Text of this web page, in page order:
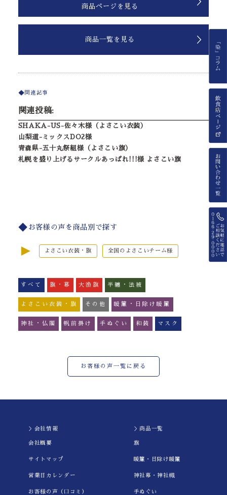
商品一覧を見る
商品ページを見る
関連記事
関連投稿:
SHAKA-US-佐々木様（よさこい衣装）
山梨道-ミックスDO2様
青森県-五十丸祭組様（よさこい旗）
札幌を盛り上げるサークルあっぱれ!!!様 よさこい旗
お客様の声を商品別で探す
► よさこい衣装・旗 全国のよさこいチーム様
すべて 旗・幕 大漁旗 半纏・法被
よさこい衣装・旗 その他 暖簾・日除け暖簾
神社・仏閣 帆前掛け 手ぬぐい 和装 マスク
お客様の声一覧に戻る
＞会社情報
会社概要
サイトマップ
営業日カレンダー
お客様の声（口コミ）
＞商品一覧
旗
暖簾・日除け暖簾
神社幕・神社幟
手ぬぐい